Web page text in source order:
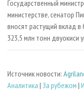
Государственный
министерстве, сенатор
вносят растущий вклад в
323,5 млн тонн двуокиси
Источник новости:
Аналитика | За рубежом |